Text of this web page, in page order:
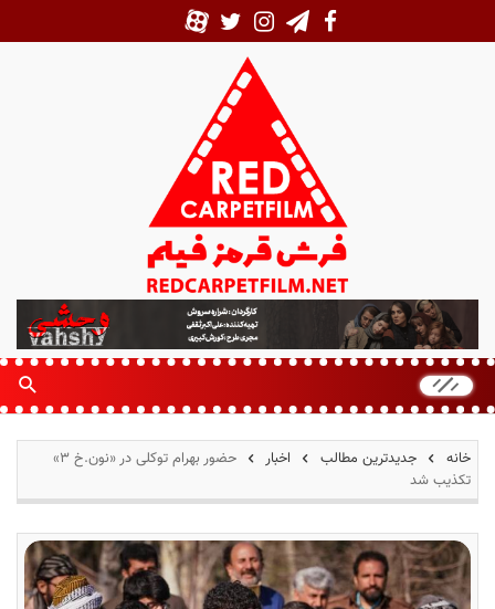
ر
ش
ر
م
ز
خانه جدیدترین مطالب اخبار
حضور بهرام توکلی در «نون.خ ۳»
تکذیب شد